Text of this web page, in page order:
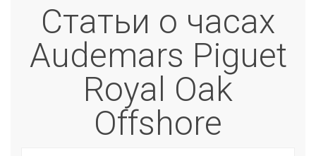
Статьи о часах
Audemars Piguet
Royal Oak
Offshore